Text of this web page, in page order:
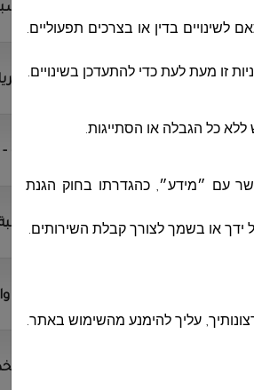
الجباية -
التربية
مركز
בדין או בצרכים תפעוליים.
זו מעת לעת כדי להתעדכן בשינויים.
כל הגבלה או הסתייגות.
עם ״מידע״, כהגדרתו בחוק הגנת
.
עליך להימנע מהשימוש באתר.